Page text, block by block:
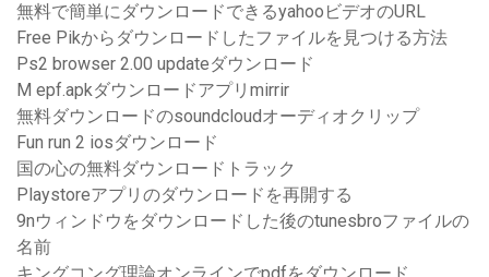
無料で簡単にダウンロードできるyahooビデオのURL
Free Pikからダウンロードしたファイルを見つける方法
Ps2 browser 2.00 updateダウンロード
M epf.apkダウンロードアプリmirrir
無料ダウンロードのsoundcloudオーディオクリップ
Fun run 2 iosダウンロード
国の心の無料ダウンロードトラック
Playstoreアプリのダウンロードを再開する
9nウィンドウをダウンロードした後のtunesbroファイルの
名前